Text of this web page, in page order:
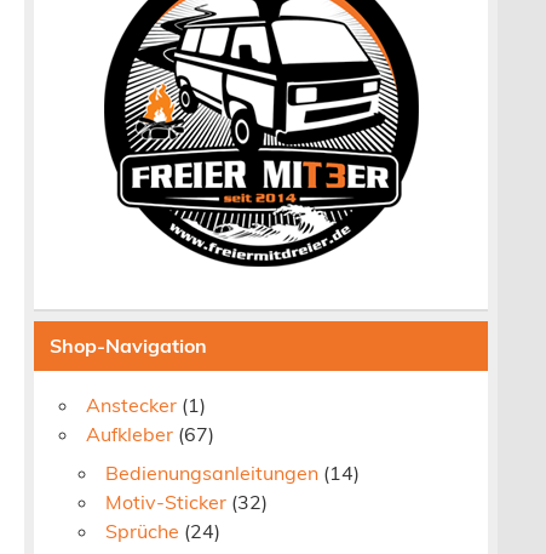
Shop-Navigation
Anstecker (1)
Aufkleber (67)
Bedienungsanleitungen (14)
Motiv-Sticker (32)
Sprüche (24)